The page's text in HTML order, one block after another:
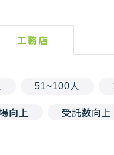
工務店
51~100人
向上 受託数向上